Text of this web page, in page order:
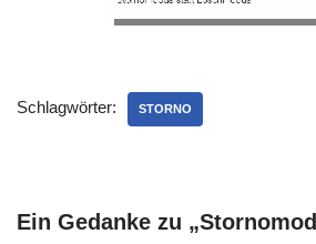
Schlagwörter: STORNO
Ein Gedanke zu